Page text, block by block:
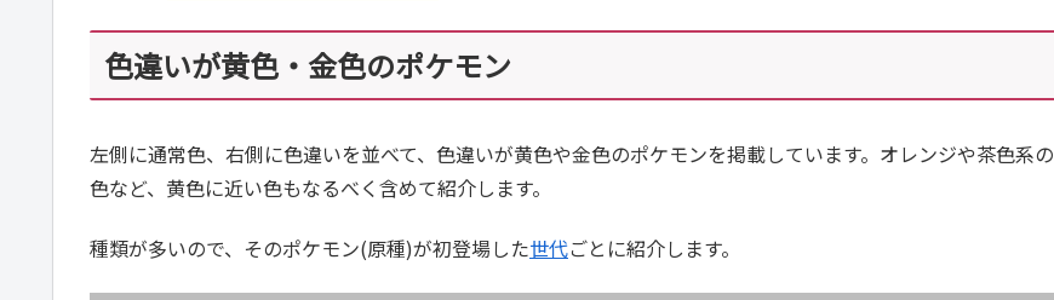
色違いが黄色・金色のポケモン
左側に通常色、右側に色違いを並べて、色違いが黄色や金色のポケモンを掲載しています。オレンジや茶色系の
色など、黄色に近い色もなるべく含めて紹介します。
種類が多いので、そのポケモン(原種)が初登場した世代ごとに紹介します。